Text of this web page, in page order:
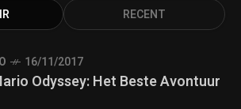
RECENT
16/11/2017
Odyssey: Het Beste Avontuur